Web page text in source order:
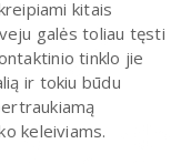
kitais
galės toliau tęsti
tinklo jie
ir tokiu būdu
keleiviams.